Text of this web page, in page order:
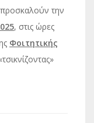
την
, στις ώρες
Φοιτητικής